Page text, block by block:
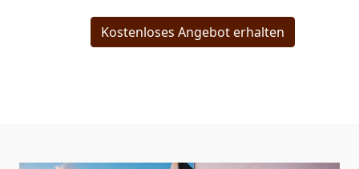
Kostenloses Angebot erhalten